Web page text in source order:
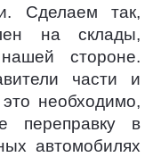
Сделаем так,
на склады,
стороне.
части и
необходимо,
переправку в
автомобилях